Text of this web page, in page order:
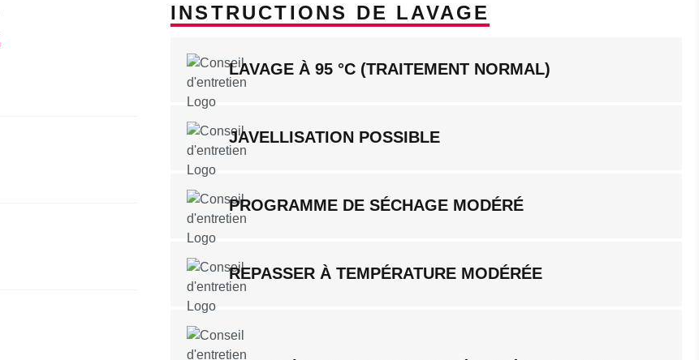
INSTRUCTIONS DE LAVAGE
LAVAGE À 95 °C (TRAITEMENT NORMAL)
JAVELLISATION POSSIBLE
PROGRAMME DE SÉCHAGE MODÉRÉ
REPASSER À TEMPÉRATURE MODÉRÉE